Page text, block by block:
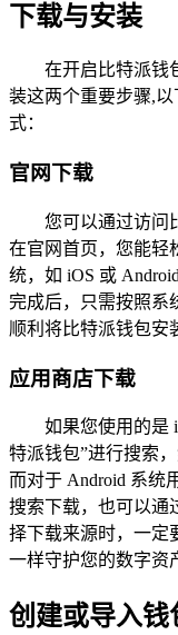
下载与安装
在开启比特派钱
装这两个重要步骤,
式：
官网下载
您可以通过访问
在官网首页，您能轻
统，如 iOS 或
完成后，只需按照系
顺利将比特派钱包安
应用商店下载
如果您使用的是
特派钱包”进行搜索
而对于 Android 系统
搜索下载，也可以通
择下载来源时，一定
一样守护您的数字资
创建或导入钱